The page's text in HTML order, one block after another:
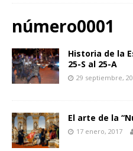
número0001
Historia de la
25-S al 25-A
29 septiembre,
El arte de la
17 enero, 2017